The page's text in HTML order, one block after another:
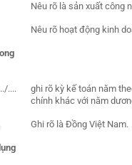
Nêu rõ là sản xuất công
Nêu rõ hoạt động kinh
....
ghi rõ kỳ kế toán năm
chính khác với năm
Ghi rõ là Đồng Việt Nam.